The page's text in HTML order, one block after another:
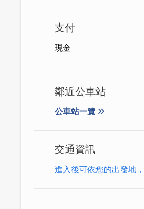
支付
現金
鄰近公車站
公車站一覽
交通資訊
進入後可依您的出發地